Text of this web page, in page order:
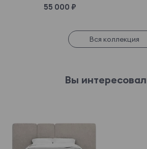
55 000 ₽
Вся коллекция
Вы